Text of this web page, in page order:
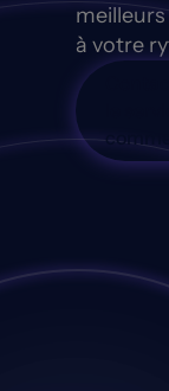
à votre